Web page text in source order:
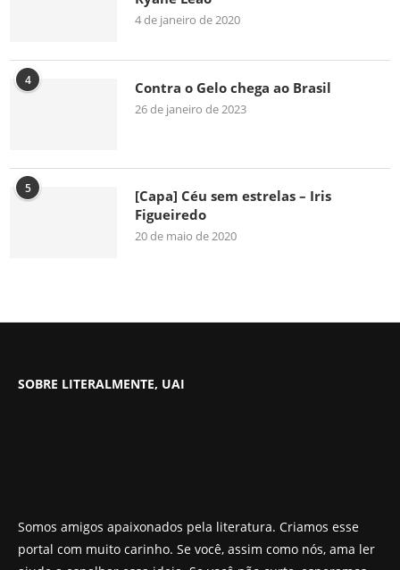
4 de janeiro de 2020
4 Contra o Gelo chega ao Brasil
26 de janeiro de 2023
5
[Capa] Céu sem estrelas – Iris
Figueiredo
20 de maio de 2020
SOBRE LITERALMENTE, UAI
Somos amigos apaixonados pela literatura. Criamos esse
portal com muito carinho. Se você, assim como nós, ama ler